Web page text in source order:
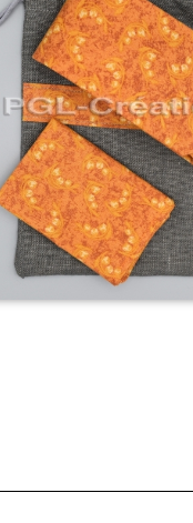
46,00€
Cravate & Pochette -